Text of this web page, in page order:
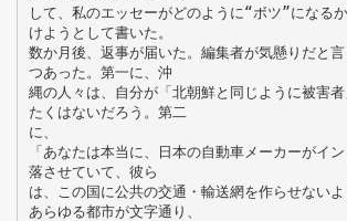
して、私のエッセーがどのように“ボツ”になる
けようとして書いた。
数か月後、返事が届いた。編集者が気懸りだと
つあった。第一に、沖
縄の人々は、自分が「北朝鮮と同じように被害
たくはないだろう。第二
に、
「あなたは本当に、日本の自動車メーカーがイ
落させていて、彼ら
は、この国に公共の交通・輸送網を作らせないよ
あらゆる都市が文字通り、